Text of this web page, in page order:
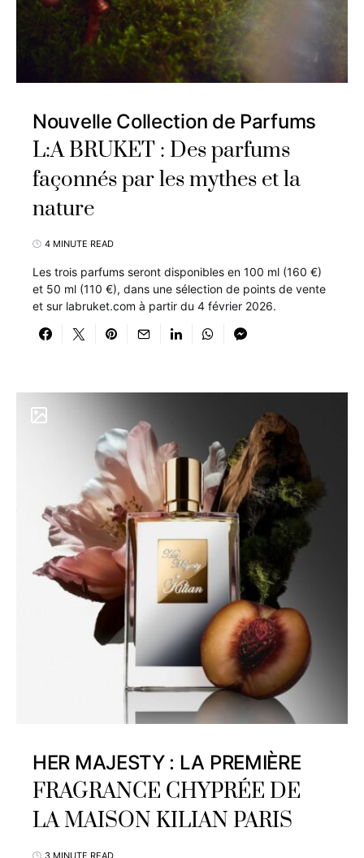
Nouvelle Collection de Parfums
L:A BRUKET : Des parfums
façonnés par les mythes et la
nature
4 MINUTE READ
Les trois parfums seront disponibles en 100 ml (160 €)
et 50 ml (110 €), dans une sélection de points de vente
et sur labruket.com à partir du 4 février 2026.
HER MAJESTY : LA PREMIÈRE
FRAGRANCE CHYPRÉE DE
LA MAISON KILIAN PARIS
3 MINUTE READ